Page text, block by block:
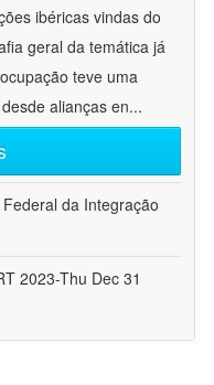
ibéricas vindas do
geral da temática já
teve uma
alianças en...
da Integração
2023-Thu Dec 31